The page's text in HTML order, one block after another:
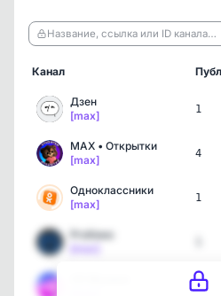
Название, ссылка или ID канала…
Канал
Дзен
[max]
1
MAX • Открытки
[max]
4
Одноклассники
[max]
1
ProКино
1